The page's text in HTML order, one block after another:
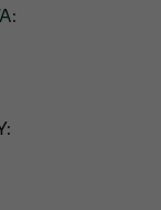
: